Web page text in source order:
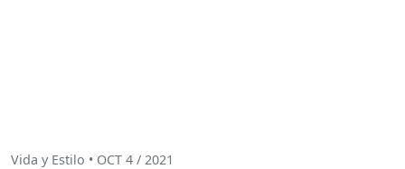
Vida y Estilo • OCT 4 / 2021